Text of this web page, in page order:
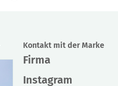
Kontakt mit der Marke
Firma
Instagram